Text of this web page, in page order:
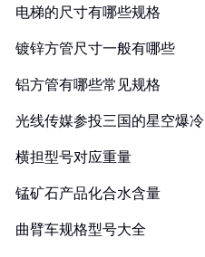
电梯的尺寸有哪些规格
镀锌方管尺寸一般有哪些
铝方管有哪些常见规格
光线传媒参投三国的星空爆冷
横担型号对应重量
锰矿石产品化合水含量
曲臂车规格型号大全